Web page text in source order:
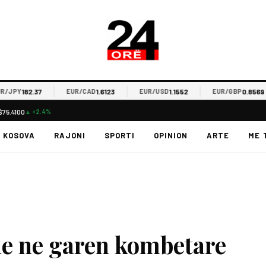
182.37 EUR/CAD1.6123 EUR/USD1.1552 EUR/GBP0.8569
▲ +2.4%
KOSOVA RAJONI SPORTI OPINION ARTE ME
ne garen kombetare